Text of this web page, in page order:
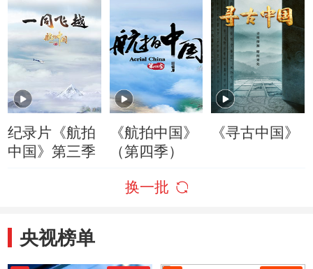
纪录片《航拍
中国》第三季
《航拍中国》
（第四季）
《寻古中国》
换一批
央视榜单